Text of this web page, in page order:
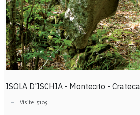
ISOLA D'ISCHIA - Montecito - Crateca
Visite: 5109